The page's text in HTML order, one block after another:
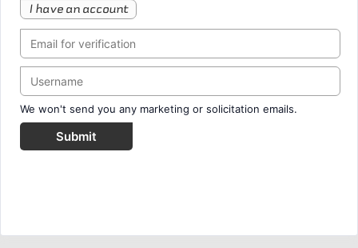
I have an account
We won't send you any marketing or solicitation emails.
Submit